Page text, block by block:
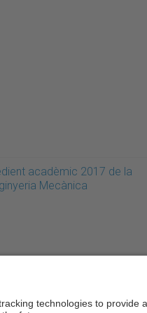
acadèmic 2017 de la
Mecànica
de Catalunya ·